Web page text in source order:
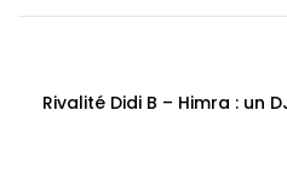
Rivalité Didi B – Himra : un